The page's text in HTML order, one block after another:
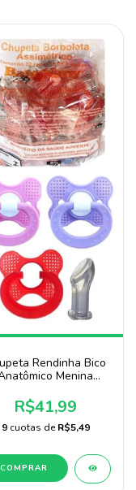
Rendinha Bico
Menina
Marca Baby Nany
R$41,99
9 cuotas deR$5,49
COMPRAR